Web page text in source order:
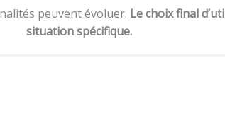
peuvent évoluer. Le choix final
situation spécifique.